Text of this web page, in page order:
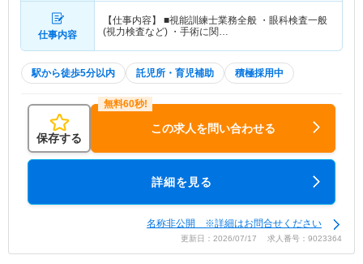
仕事内容
【仕事内容】 ■視能訓練士業務全般 ・眼科検査一般
(視力検査など) ・手術に関…
駅から徒歩5分以内 託児所・育児補助 積極採用中
保存する
この求人を問い合わせる
詳細を見る
名称非公開 ※詳細はお問合せください
更新日：2026/07/17 求人番号：9023364